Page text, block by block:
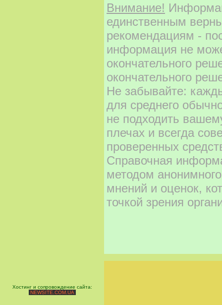
Курсы Астрологии «Fakirra» существуют с
территории стран бывшего СНГ. Большой
высококвалифицированный
астрологии
Внимание!
единственным
рекомендациям -
информация не
окончательного
окончательного
Не забывайте:
для среднего
не подходить
плечах и всегда
проверенных
Справочная
методом
мнений и оценок,
точкой зрения
Хостинг и сопровождение сайта:
NEWSITE.COM.UA